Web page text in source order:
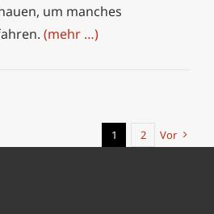
um manches
(mehr …)
1 2 Vor